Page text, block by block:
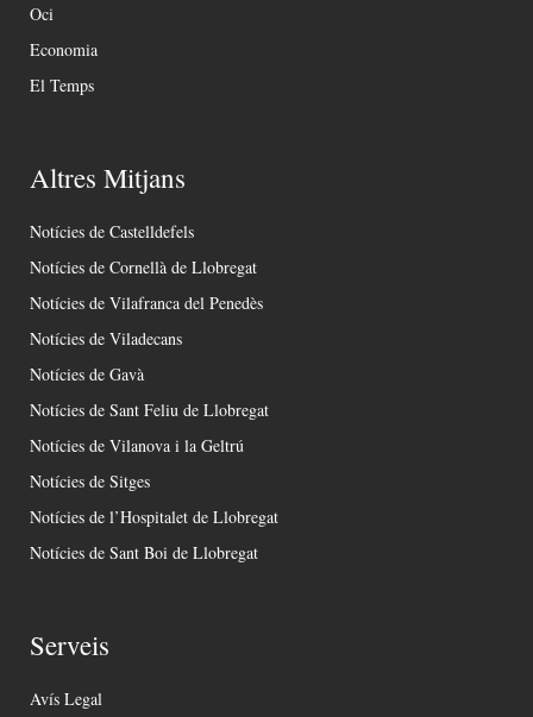
Oci
Economia
El Temps
Altres Mitjans
Notícies de Castelldefels
Notícies de Cornellà de Llobregat
Notícies de Vilafranca del Penedès
Notícies de Viladecans
Notícies de Gavà
Notícies de Sant Feliu de Llobregat
Notícies de Vilanova i la Geltrú
Notícies de Sitges
Notícies de l’Hospitalet de Llobregat
Notícies de Sant Boi de Llobregat
Serveis
Avís Legal